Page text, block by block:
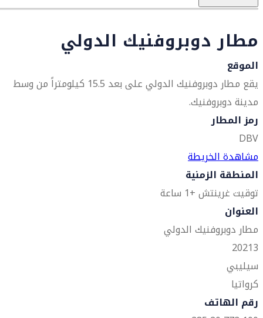
مطار دوبروفنيك الدولي
الموقع
يقع مطار دوبروفنيك الدولي على بعد 15.5 كيلومتراً من وسط
مدينة دوبروفنيك.
رمز المطار
DBV
مشاهدة الخريطة
المنطقة الزمنية
توقيت غرينتش +1 ساعة
العنوان
مطار دوبروفنيك الدولي
20213
سيليبي
كرواتيا
رقم الهاتف